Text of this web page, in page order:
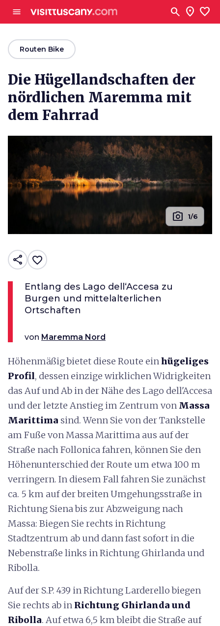
menu search location_on favorite
arrow_backRouten Bike
Die Hügellandschaften der
nördlichen Maremma mit
dem Fahrrad
photo_camera 1/6
share favorite_border
Entlang des Lago dell‘Accesa zu
Burgen und mittelalterlichen
Ortschaften
von Maremma Nord
Höhenmäßig bietet diese Route einhügeliges
Profil, dessen einzige wirklichen Widrigkeiten
das Auf und Ab in der Nähe des Lago dell'Accesa
und der letzte Anstieg im Zentrum von Massa
Marittima sind. Wenn Sie von der Tankstelle
am Fuße von Massa Marittima aus auf der
Straße nach Follonica fahren, können Sie den
Höhenunterschied der Route um etwa 100 m
verringern. In diesem Fall fahren Sie zunächst
ca. 5 km auf der breiten Umgehungsstraße in
Richtung Siena bis zur Abzweigung nach
Massa: Biegen Sie rechts in Richtung
Stadtzentrum ab und dann fast sofort in die
Nebenstraße links in Richtung Ghirlanda und
Ribolla.
Auf der S.P. 439 in Richtung Larderello biegen
Sie rechts ab in Richtung Ghirlanda und
Ribolla. Auf etwa 6,5 km bleibt die Straße auf